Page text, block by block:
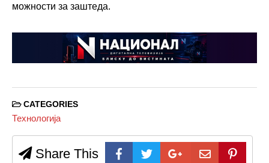
можности за заштеда.
CATEGORIES
Технологија
Share This